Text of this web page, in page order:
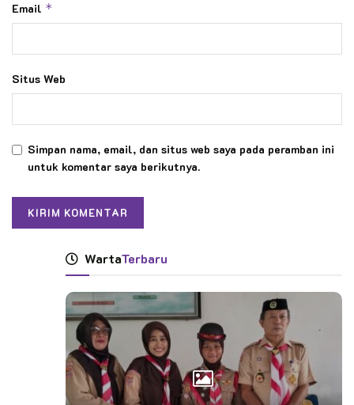
Email *
Situs Web
Simpan nama, email, dan situs web saya pada peramban ini
untuk komentar saya berikutnya.
WartaTerbaru